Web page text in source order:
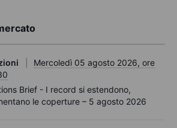
Mercoledì 05 agosto 2026, ore
Brief - I record si estendono,
le coperture – 5 agosto 2026